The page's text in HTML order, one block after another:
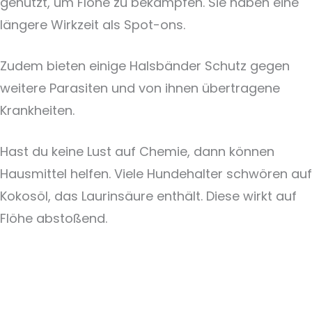
längere Wirkzeit als Spot-ons.
Zudem bieten einige Halsbänder Schutz gegen
weitere Parasiten und von ihnen übertragene
Krankheiten.
Hast du keine Lust auf Chemie, dann können
Hausmittel helfen. Viele Hundehalter schwören auf
Kokosöl, das Laurinsäure enthält. Diese wirkt auf
Flöhe abstoßend.